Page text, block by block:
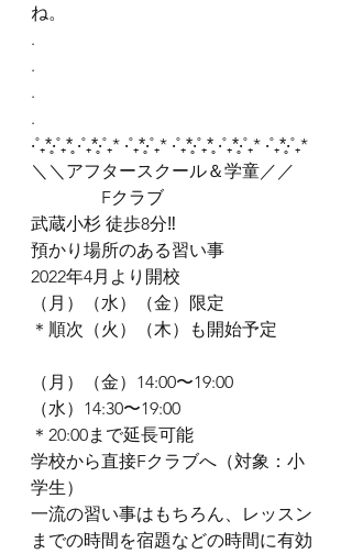
ね。
.
.
.
.
‧˚₊*̥‧˚₊*̥ ‧˚₊*̥‧˚₊* ‧˚₊*̥‧˚₊* ‧˚₊*̥‧˚₊*̥ ‧˚₊*̥‧˚₊* ‧˚₊*̥‧˚₊*
＼＼アフタースクール＆学童／／
Fクラブ
武蔵小杉 徒歩8分‼︎
預かり場所のある習い事
2022年4月より開校
（月）（水）（金）限定
＊順次（火）（木）も開始予定
（月）（金）14:00〜19:00
（水）14:30〜19:00
＊20:00まで延長可能
学校から直接Fクラブへ（対象：小
学生）
一流の習い事はもちろん、レッスン
までの時間を宿題などの時間に有効